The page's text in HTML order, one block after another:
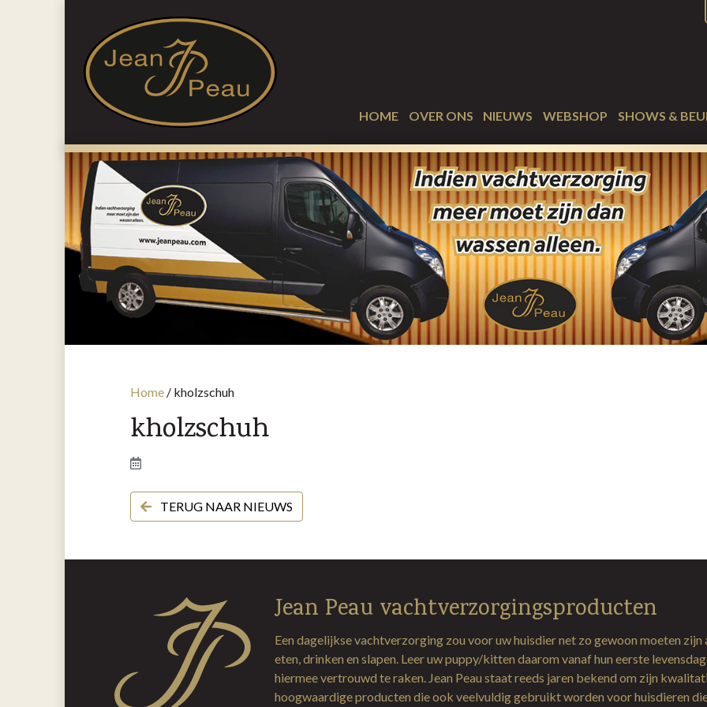
HOME OVER ONS NIEUWS WEBSHOP SHOWS &
Home / kholzschuh
kholzschuh
TERUG NAAR NIEUWS
Jean Peau vachtverzorgingsproducten
Een dagelijkse vachtverzorging zou voor uw huisdier net zo gewoon moeten zijn
eten, drinken en slapen. Leer uw puppy/kitten daarom vanaf hun eerste
hiermee vertrouwd te raken. Jean Peau staat reeds jaren bekend om zijn
hoogwaardige producten die ook veelvuldig gebruikt worden voor huisdieren